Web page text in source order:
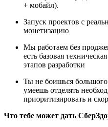
+ мобайл).
Запуск проектов с
монетизацию
Мы работаем без
есть базовая
этапов разработки
Ты не боишься большого
умеешь отделять
приоритизировать и
Что тебе может дать